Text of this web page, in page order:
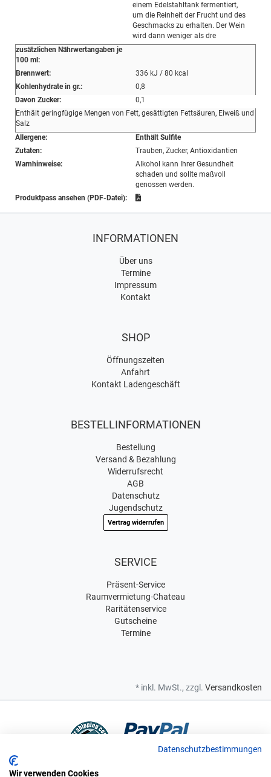
einem Edelstahltank fermentiert,
um die Reinheit der Frucht und des
Geschmacks zu erhalten. Der Wein
wird dann weniger als dre
zusätzlichen Nährwertangaben je
100 ml:
Brennwert:
336 kJ / 80 kcal
Kohlenhydrate in gr.:
0,8
Davon Zucker:
0,1
Enthält geringfügige Mengen von Fett, gesättigten Fettsäuren, Eiweiß und
Salz
Allergene:
Enthält Sulfite
Zutaten:
Trauben, Zucker, Antioxidantien
Warnhinweise:
Alkohol kann Ihrer Gesundheit
schaden und sollte maßvoll
genossen werden.
Produktpass ansehen (PDF-Datei):
INFORMATIONEN
Über uns
Termine
Impressum
Kontakt
SHOP
Öffnungszeiten
Anfahrt
Kontakt Ladengeschäft
BESTELLINFORMATIONEN
Bestellung
Versand & Bezahlung
Widerrufsrecht
AGB
Datenschutz
Jugendschutz
Vertrag widerrufen
SERVICE
Präsent-Service
Raumvermietung-Chateau
Raritätenservice
Gutscheine
Termine
* inkl. MwSt., zzgl. Versandkosten
Datenschutzbestimmungen
Wir verwenden Cookies